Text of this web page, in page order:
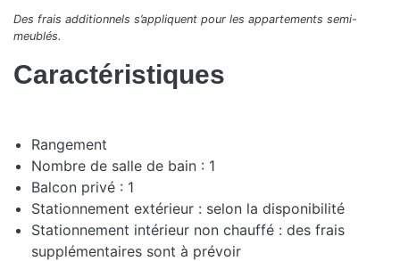
Des frais additionnels s’appliquent pour les appartements semi-
meublés.
Caractéristiques
Rangement
Nombre de salle de bain : 1
Balcon privé : 1
Stationnement extérieur : selon la disponibilité
Stationnement intérieur non chauffé : des frais
supplémentaires sont à prévoir